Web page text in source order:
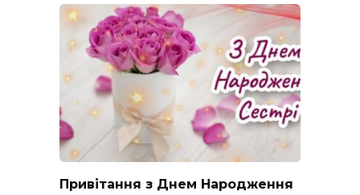
Привітання з Днем Народження